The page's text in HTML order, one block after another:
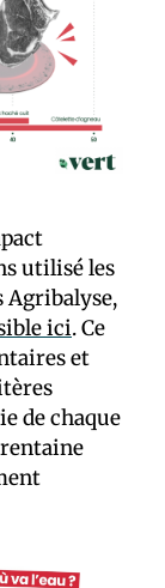
utilisé les
Agribalyse,
ici. Ce
et
de chaque